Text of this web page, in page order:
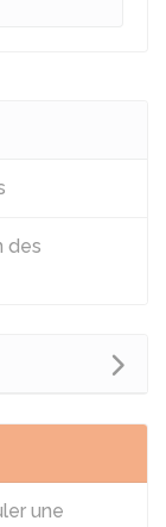
des
une